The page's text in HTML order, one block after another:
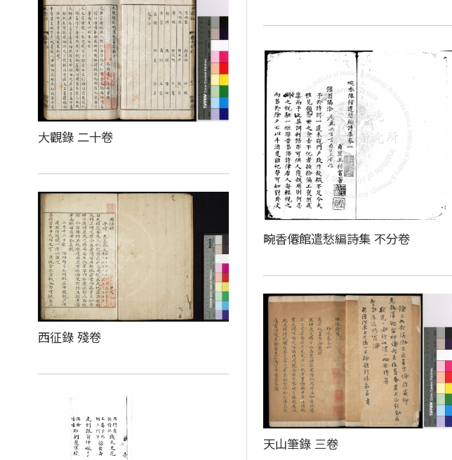
大觀錄 二十卷
畹香僊館遣愁編詩集 不分卷
西征錄 殘卷
天山筆錄 三卷